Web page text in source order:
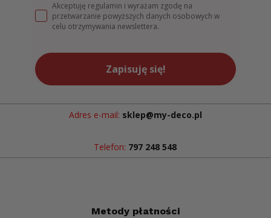
Akceptuję regulamin i wyrażam zgodę na
przetwarzanie powyższych danych osobowych w
celu otrzymywania newslettera.
Zapisuję się!
Adres e-mail: sklep@my-deco.pl
Telefon: 797 248 548
Metody płatności